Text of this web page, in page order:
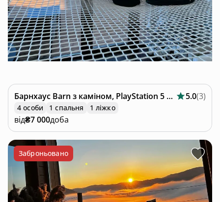
Барнхаус Barn з каміном, PlayStation 5 та сіткою🏔️ 5.0(3)
4 особи 1 спальня 1 ліжко
від₴7 000доба
Заброньовано